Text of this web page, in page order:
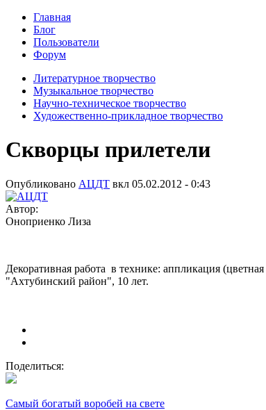
Главная
Блог
Пользователи
Форум
Литературное творчество
Музыкальное творчество
Научно-техническое творчество
Художественно-прикладное творчество
Скворцы прилетели
Опубликовано АЦДТ вкл 05.02.2012 - 0:43
Автор:
Оноприенко Лиза
Декоративная работа в технике: аппликация
"Ахтубинский район", 10 лет.
Поделиться:
Самый богатый воробей на свете